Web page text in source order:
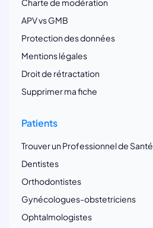
Charte de modération
APV vs GMB
Protection des données
Mentions légales
Droit de rétractation
Supprimer ma fiche
Patients
Trouver un Professionnel de Santé
Dentistes
Orthodontistes
Gynécologues-obstetriciens
Ophtalmologistes